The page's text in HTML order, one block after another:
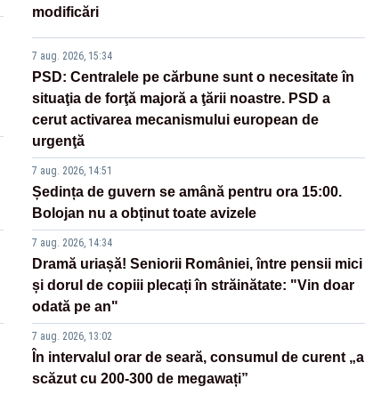
modificări
7 aug. 2026, 15:34
PSD: Centralele pe cărbune sunt o necesitate în
situaţia de forţă majoră a ţării noastre. PSD a
cerut activarea mecanismului european de
urgenţă
7 aug. 2026, 14:51
Ședința de guvern se amână pentru ora 15:00.
Bolojan nu a obținut toate avizele
7 aug. 2026, 14:34
Dramă uriașă! Seniorii României, între pensii mici
și dorul de copiii plecați în străinătate: "Vin doar
odată pe an"
7 aug. 2026, 13:02
În intervalul orar de seară, consumul de curent „a
scăzut cu 200-300 de megawați”